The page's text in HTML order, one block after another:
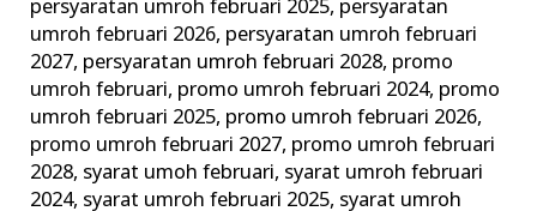
persyaratan umroh februari 2025, persyaratan
umroh februari 2026, persyaratan umroh februari
2027, persyaratan umroh februari 2028, promo
umroh februari, promo umroh februari 2024, promo
umroh februari 2025, promo umroh februari 2026,
promo umroh februari 2027, promo umroh februari
2028, syarat umoh februari, syarat umroh februari
2024, syarat umroh februari 2025, syarat umroh